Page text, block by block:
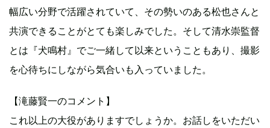
幅広い分野で活躍されていて、その勢いのある松也さんと
共演できることがとても楽しみでした。そして清水崇監督
とは『犬鳴村』でご一緒して以来ということもあり、撮影
を心待ちにしながら気合いも入っていました。
【滝藤賢一のコメント】
これ以上の大役がありますでしょうか。お話しをいただい